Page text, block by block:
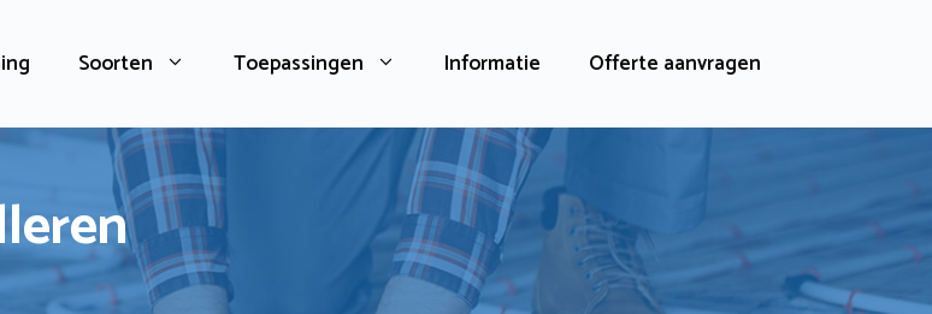
Soorten Toepassingen Informatie Offerte aanvragen